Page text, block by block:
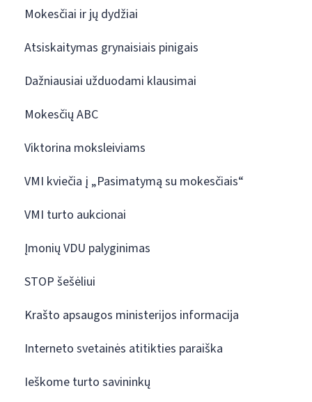
Mokesčiai ir jų dydžiai
Atsiskaitymas grynaisiais pinigais
Dažniausiai užduodami klausimai
Mokesčių ABC
Viktorina moksleiviams
VMI kviečia į „Pasimatymą su mokesčiais“
VMI turto aukcionai
Įmonių VDU palyginimas
STOP šešėliui
Krašto apsaugos ministerijos informacija
Interneto svetainės atitikties paraiška
Ieškome turto savininkų